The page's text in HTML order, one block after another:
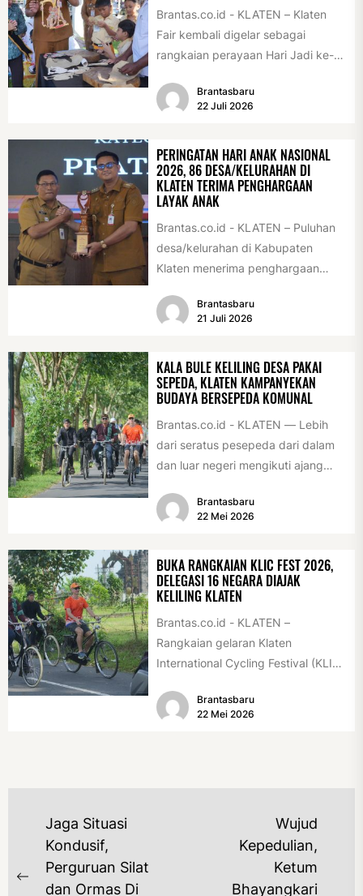
Brantas.co.id - KLATEN – Klaten
Fair kembali digelar sebagai
rangkaian perayaan Hari Jadi ke-
Acara ini digelar...
Brantasbaru
22 Juli 2026
PERINGATAN HARI ANAK NASIONAL
2026, 86 DESA/KELURAHAN DI
KLATEN TERIMA PENGHARGAAN
LAYAK ANAK
Brantas.co.id - KLATEN – Puluhan
desa/kelurahan di Kabupaten
Klaten menerima penghargaan
2026. Penghargaan tersebut
Brantasbaru
21 Juli 2026
KALA BULE KELILING DESA PAKAI
SEPEDA, KLATEN KAMPANYEKAN
BUDAYA BERSEPEDA KOMUNAL
Brantas.co.id - KLATEN — Lebih
dari seratus pesepeda dari dalam
dan luar negeri mengikuti ajang
Association Rally...
Brantasbaru
22 Mei 2026
BUKA RANGKAIAN KLIC FEST 2026,
DELEGASI 16 NEGARA DIAJAK
KELILING KLATEN
Brantas.co.id - KLATEN –
Rangkaian gelaran Klaten
International Cycling Festival (KLIC
(17/5/2026). Rangkaian kegiatan
dibuka...
Brantasbaru
22 Mei 2026
NAVIGASI
POS
Previous
Jaga Situasi
Kondusif,
Perguruan Silat
dan Ormas Di
Wujud
Kepedulian,
Ketum
Bhayangkari